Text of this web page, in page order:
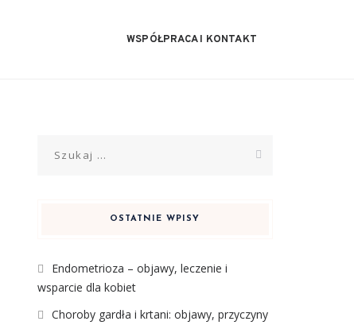
WSPÓŁPRACA I KONTAKT
OSTATNIE WPISY
Endometrioza – objawy, leczenie i
wsparcie dla kobiet
Choroby gardła i krtani: objawy, przyczyny